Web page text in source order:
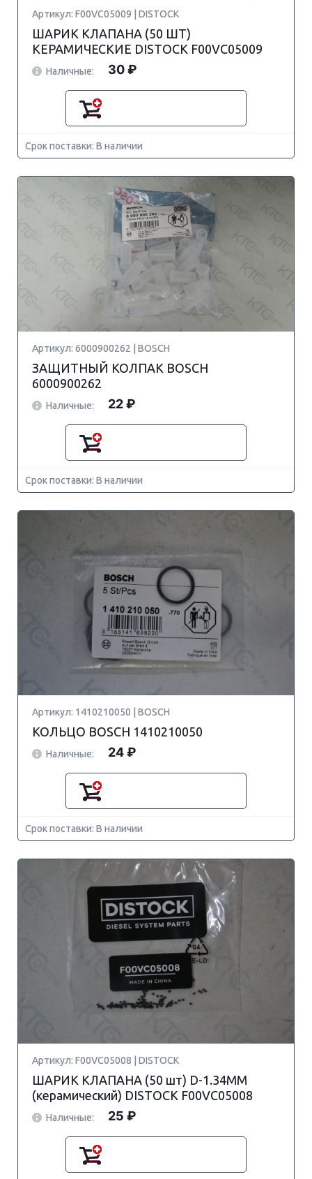
Артикул: F00VC05009 | DISTOCK
ШАРИК КЛАПАНА (50 ШТ)
КЕРАМИЧЕСКИЕ DISTOCK F00VC05009
Наличные: 30 ₽
Срок поставки: В наличии
Артикул: 6000900262 | BOSCH
ЗАЩИТНЫЙ КОЛПАК BOSCH
6000900262
Наличные: 22 ₽
Срок поставки: В наличии
Артикул: 1410210050 | BOSCH
КОЛЬЦО BOSCH 1410210050
Наличные: 24 ₽
Срок поставки: В наличии
Артикул: F00VC05008 | DISTOCK
ШАРИК КЛАПАНА (50 шт) D-1.34MM
(керамический) DISTOCK F00VC05008
Наличные: 25 ₽